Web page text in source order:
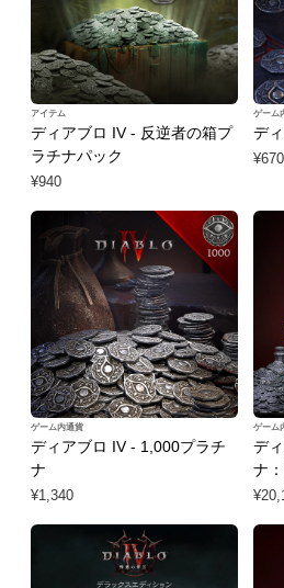
ディアブロ IV - 反逆者の箱プ
ラチナパック
アイテム
¥940
デ
ゲーム
¥670
ディアブロ IV - 1,000プラチ
ナ
ゲーム内通貨
¥1,340
デ
ナ
ボー
ゲーム